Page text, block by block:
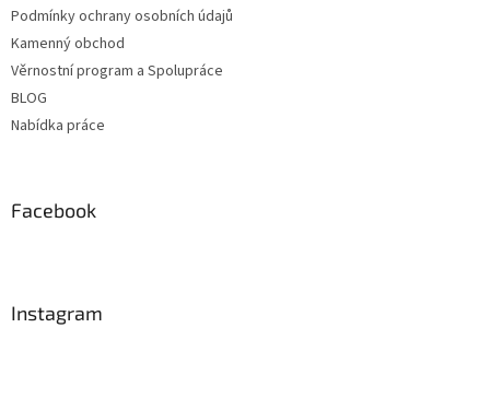
Podmínky ochrany osobních údajů
Kamenný obchod
Věrnostní program a Spolupráce
BLOG
Nabídka práce
Facebook
Instagram